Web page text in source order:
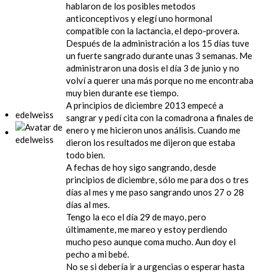
edelweiss
hablaron de los posibles metodos
anticonceptivos y elegí uno hormonal
compatible con la lactancia, el depo-provera.
Después de la administración a los 15 días tuve
un fuerte sangrado durante unas 3 semanas. Me
administraron una dosis el día 3 de junio y no
volví a querer una más porque no me encontraba
muy bien durante ese tiempo.
A principios de diciembre 2013 empecé a
sangrar y pedí cita con la comadrona a finales de
enero y me hicieron unos análisis. Cuando me
dieron los resultados me dijeron que estaba
todo bien.
A fechas de hoy sigo sangrando, desde
principios de diciembre, sólo me para dos o tres
días al mes y me paso sangrando unos 27 o 28
días al mes.
Tengo la eco el día 29 de mayo, pero
últimamente, me mareo y estoy perdiendo
mucho peso aunque coma mucho. Aun doy el
pecho a mi bebé.
No se si debería ir a urgencias o esperar hasta